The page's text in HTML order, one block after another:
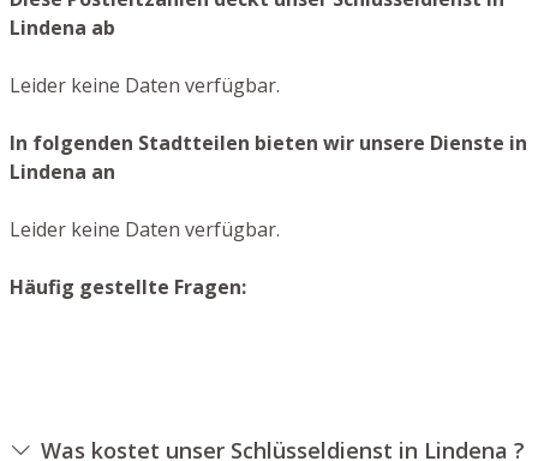
Lindena ab
Leider keine Daten verfügbar.
In folgenden Stadtteilen bieten wir unsere Dienste in
Lindena an
Leider keine Daten verfügbar.
Häufig gestellte Fragen:
Was kostet unser Schlüsseldienst in Lindena ?